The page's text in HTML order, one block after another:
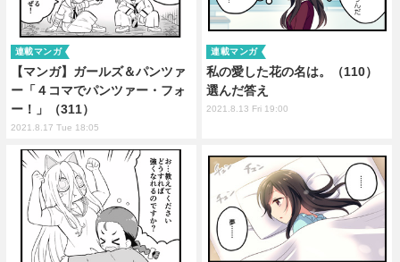
【マンガ】ガールズ＆パンツァ
ー「４コマでパンツァー・フォ
ー！」（311）
連載マンガ
2021.8.17 Tue 18:05
私の愛した花の名は。（110）
選んだ答え
連載マンガ
2021.8.13 Fri 19:00